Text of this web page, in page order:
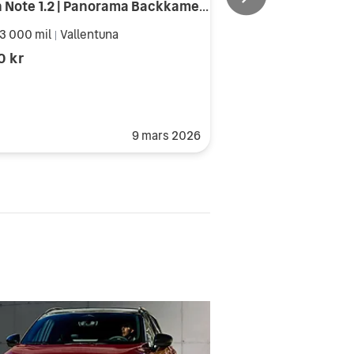
Nissan Note 1.2 | Panorama Backkamera GPS Döda vinkel Bluetooth
000 mil Vallentuna
kr
9 mars 2026